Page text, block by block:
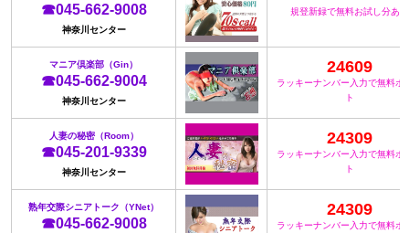
☎045-662-9008
神奈川センター
規登新録で無料お試し分あり
マニア倶楽部（Gin）
☎045-662-9004
神奈川センター
24609
ラッキーナンバー入力で無料ポ
ト
人妻の秘密（Room）
☎045-201-9339
神奈川センター
24309
ラッキーナンバー入力で無料ポ
ト
熟年交際シニアトーク（YNet）
☎045-662-9008
24309
ラッキーナンバー入力で無料ポ